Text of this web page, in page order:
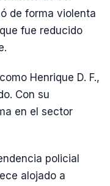
de forma violenta
fue reducido
Henrique D. F.,
Con su
en el sector
policial
alojado a